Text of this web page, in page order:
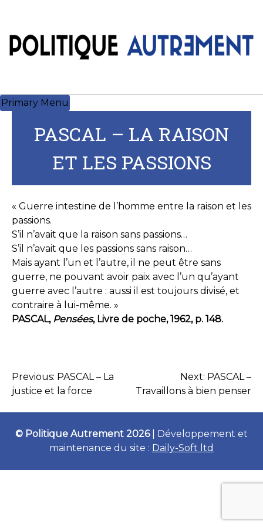
content
Primary Menu
PASCAL – LA RAISON
ET LES PASSIONS
« Guerre intestine de l’homme entre la raison et les
passions.
S’il n’avait que la raison sans passions…
S’il n’avait que les passions sans raison…
Mais ayant l’un et l’autre, il ne peut être sans
guerre, ne pouvant avoir paix avec l’un qu’ayant
guerre avec l’autre : aussi il est toujours divisé, et
contraire à lui-même. »
PASCAL, Pensées, Livre de poche, 1962, p. 148.
NAVIGATION
DE
L’ARTICLE
Previous: PASCAL – La
justice et la force
Next: PASCAL –
Travaillons à bien penser
© Politique Autrement 2026
Développement et
maintenance du site : Daily-Soft ltd